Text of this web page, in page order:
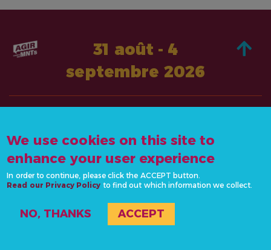
31 août - 4
septembre 2026
CONTACTEZ-
NOUS
info@actonncds.org
www.ncdalliance.org
AGISSEZ
ACTUALITÉS &
RESSOURCES
RESSOURCES
We use cookies on this site to
enhance your user experience
In order to continue, please click the ACCEPT button.
Read our Privacy Policy to find out which information we collect.
NO, THANKS ACCEPT